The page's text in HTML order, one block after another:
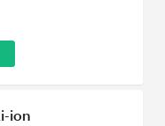
ion